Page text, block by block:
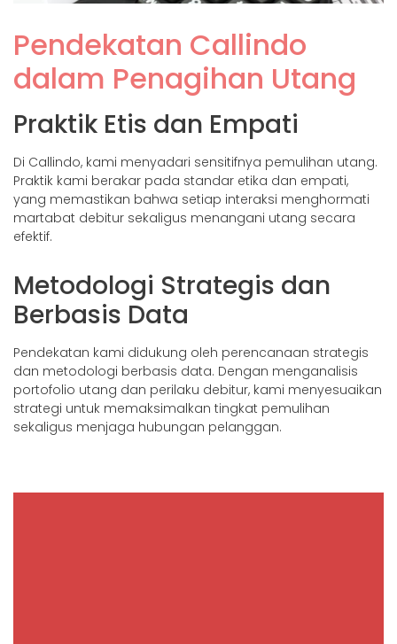
Pendekatan Callindo
dalam Penagihan Utang
Praktik Etis dan Empati
Di Callindo, kami menyadari sensitifnya pemulihan utang.
Praktik kami berakar pada standar etika dan empati,
yang memastikan bahwa setiap interaksi menghormati
martabat debitur sekaligus menangani utang secara
efektif.
Metodologi Strategis dan
Berbasis Data
Pendekatan kami didukung oleh perencanaan strategis
dan metodologi berbasis data. Dengan menganalisis
portofolio utang dan perilaku debitur, kami menyesuaikan
strategi untuk memaksimalkan tingkat pemulihan
sekaligus menjaga hubungan pelanggan.